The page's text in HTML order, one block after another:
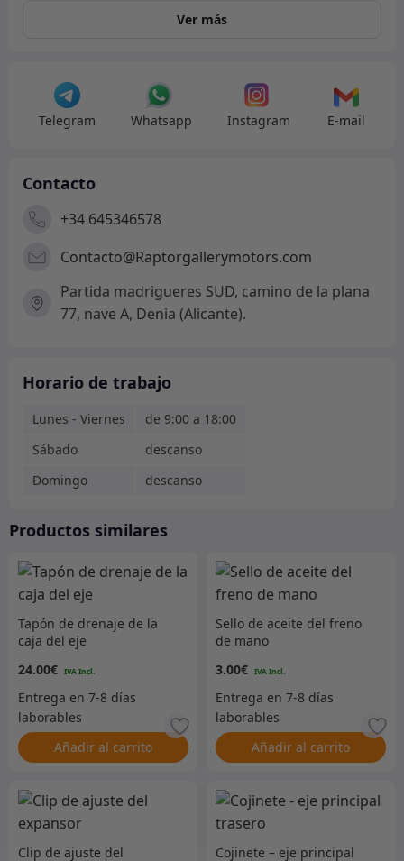
Ver más
Telegram Whatsapp Instagram E-mail
Contacto
+34 645346578
Contacto@Raptorgallerymotors.com
Partida madrigueres SUD, camino de la plana
77, nave A, Denia (Alicante).
Horario de trabajo
Lunes - Viernes
de 9:00 a 18:00
Sábado
descanso
Domingo
descanso
Productos similares
Tapón de drenaje de la
caja del eje
24.00€
Añadir al carrito
Sello de aceite del freno
de mano
3.00€
Añadir al carrito
Clip de ajuste del Cojinete – eje principal